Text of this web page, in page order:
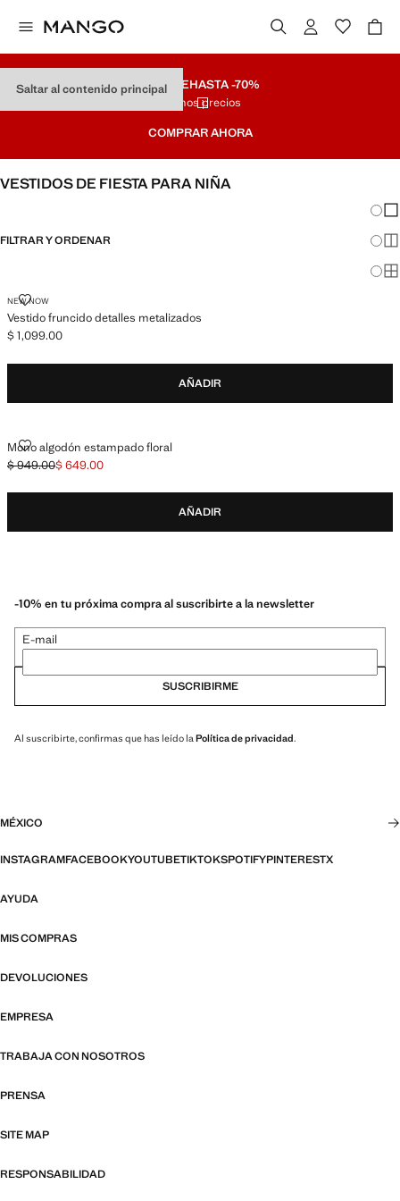
Saltar al contenido principal
REMATEHASTA -70%
Últimos precios
COMPRAR AHORA
VESTIDOS DE FIESTA PARA NIÑA
FILTRAR Y ORDENAR
NEW NOW
Vestido fruncido detalles metalizados
VESTIDO FRUNCIDO DETALLES METALIZADOS
Precio actual [$ 1,099.00 ]
$ 1,099.00
AÑADIR
Mono algodón estampado floral
MONO ALGODÓN ESTAMPADO FLORAL
Precio inicial tachado [$ 949.00 ]
$ 949.00
Precio actual [$ 649.00 ]
$ 649.00
AÑADIR
-10% en tu próxima compra al suscribirte a la newsletter
E-mail
SUSCRIBIRME
Al suscribirte, confirmas que has leído la Política de privacidad.
MÉXICO
INSTAGRAMFACEBOOKYOUTUBETIKTOKSPOTIFYPINTERESTX
AYUDA
MIS COMPRAS
DEVOLUCIONES
EMPRESA
TRABAJA CON NOSOTROS
PRENSA
SITE MAP
RESPONSABILIDAD